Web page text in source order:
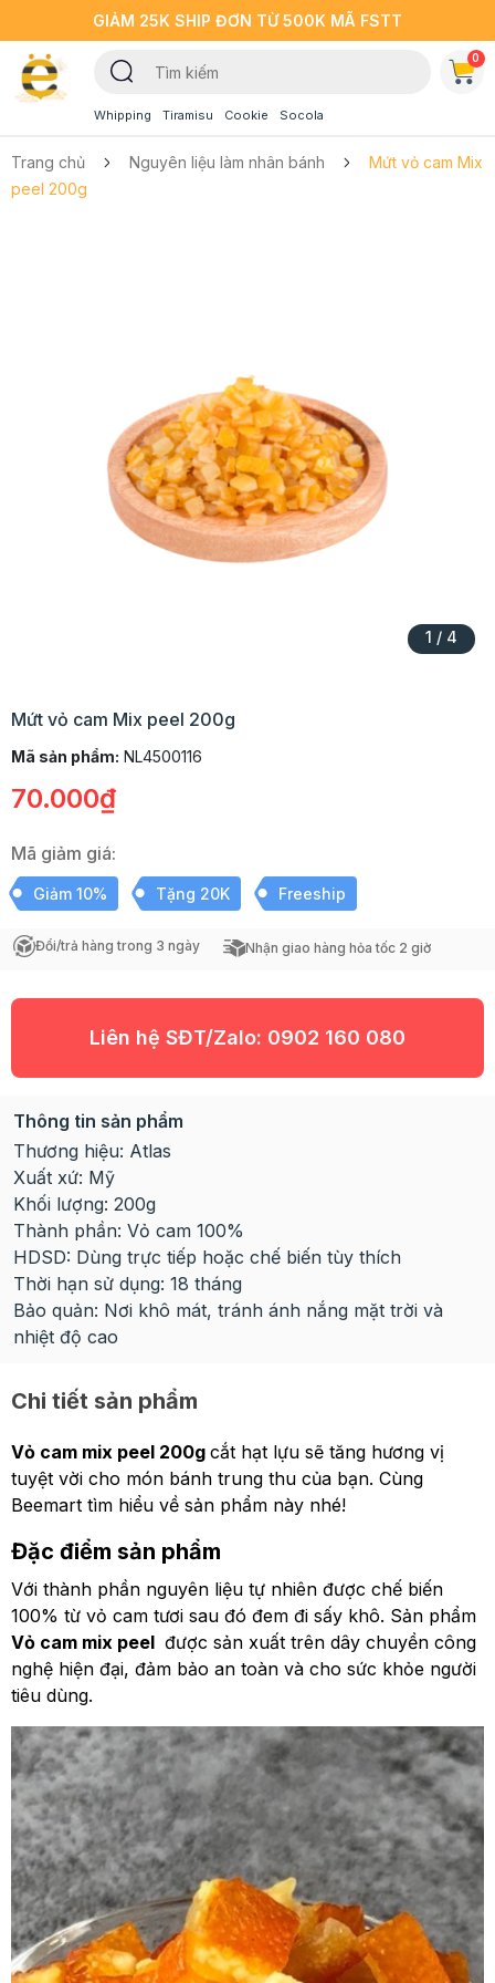
GIẢM 25K SHIP ĐƠN TỪ 500K MÃ FSTT
Whipping Tiramisu Cookie Socola
0
Trang chủ Nguyên liệu làm nhân bánh
Mứt vỏ cam Mix
peel 200g
1 / 4
Mứt vỏ cam Mix peel 200g
Mã sản phẩm: NL4500116
70.000₫
Mã giảm giá:
Giảm 10% Tặng 20K Freeship
Đổi/trả hàng trong 3 ngày Nhận giao hàng hỏa tốc 2 giờ
Liên hệ SĐT/Zalo: 0902 160 080
Thông tin sản phẩm
Thương hiệu: Atlas
Xuất xứ: Mỹ
Khối lượng: 200g
Thành phần: Vỏ cam 100%
HDSD: Dùng trực tiếp hoặc chế biến tùy thích
Thời hạn sử dụng: 18 tháng
Bảo quản: Nơi khô mát, tránh ánh nắng mặt trời và
nhiệt độ cao
Chi tiết sản phẩm
Vỏ cam mix peel 200g cắt hạt lựu sẽ tăng hương vị
tuyệt vời cho món bánh trung thu của bạn. Cùng
Beemart tìm hiểu về sản phẩm này nhé!
Đặc điểm sản phẩm
Với thành phần nguyên liệu tự nhiên được chế biến
100% từ vỏ cam tươi sau đó đem đi sấy khô. Sản phẩm
Vỏ cam mix peel được sản xuất trên dây chuyền công
nghệ hiện đại, đảm bảo an toàn và cho sức khỏe người
tiêu dùng.